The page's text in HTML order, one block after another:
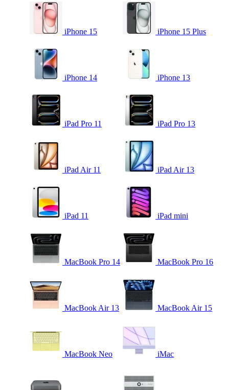
iPhone 15 iPhone 15 Plus
iPhone 14 iPhone 13
iPad Pro 11 iPad Pro 13
iPad Air 11 iPad Air 13
iPad 11 iPad mini
MacBook Pro 14 MacBook Pro 16
MacBook Air 13 MacBook Air 15
MacBook Neo iMac